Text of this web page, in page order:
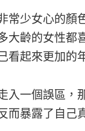
常少女心的顏
大齡的女性都
看起來更加的
入一個誤區，
而暴露了自己